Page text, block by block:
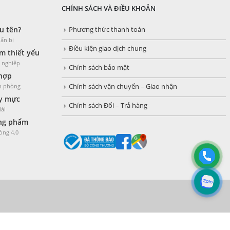
tên?
bị
thiết yếu
phòng
mực
phẩm
4.0
CHÍNH SÁCH VÀ ĐIỀU KHOẢN
Phương thức thanh toán
Điều kiện giao dịch chung
Chính sách bảo mật
Chính sách vận chuyển – Giao nhận
Chính sách Đổi – Trả hàng